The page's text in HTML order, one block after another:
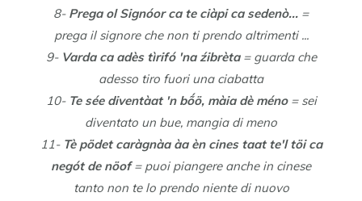
8- Prega ol Signóor ca te ciàpi ca sedenò... =
prega il signore che non ti prendo altrimenti ...
9- Varda ca adès tìrifó 'na źibrèta= guarda che
adesso tiro fuori una ciabatta
10- Te sée diventàat 'n bṍö, màia dè méno= sei
diventato un bue, mangia di meno
11- Tè pödet caràgnàa àa èn cines taat te'l töi ca
negót de nöof= puoi piangere anche in cinese
tanto non te lo prendo niente di nuovo